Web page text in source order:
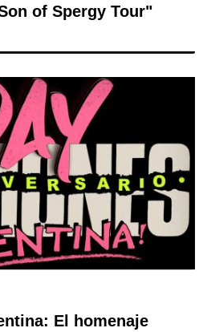
of Spergy Tour"
El homenaje